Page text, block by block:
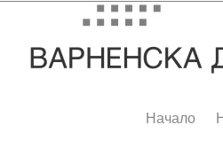
Начало